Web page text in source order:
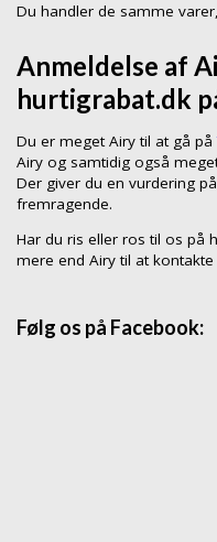
Du handler de samme
Anmeldelse af
hurtigrabat.dk
Du er meget Airy til at gå på
Airy og samtidig også
Der giver du en vurdering
fremragende.
Har du ris eller ros til os på
mere end Airy til at
Følg os på Facebook: